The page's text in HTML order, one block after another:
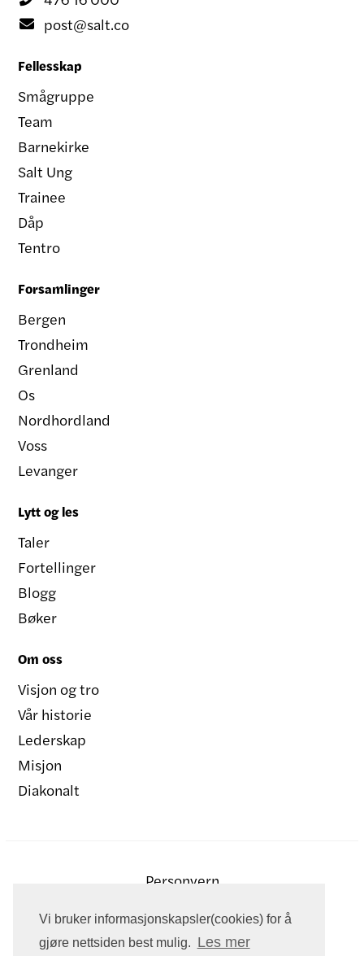
Vi bruker informasjonskapsler(cookies) for å
gjøre nettsiden best mulig. Les mer
 post@salt.co
Fellesskap
Smågruppe
Team
Barnekirke
Salt Ung
Trainee
Dåp
Tentro
Forsamlinger
Bergen
Trondheim
Grenland
Os
Nordhordland
Voss
Levanger
Lytt og les
Taler
Fortellinger
Blogg
Bøker
Om oss
Visjon og tro
Vår historie
Lederskap
Misjon
Diakonalt
Personvern